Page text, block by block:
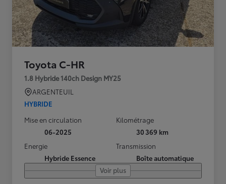
Toyota C-HR
1.8 Hybride 140ch Design MY25
ARGENTEUIL
HYBRIDE
Mise en circulation
06-2025
Kilométrage
30 369 km
Energie
Hybride Essence
Transmission
Boîte automatique
Voir plus